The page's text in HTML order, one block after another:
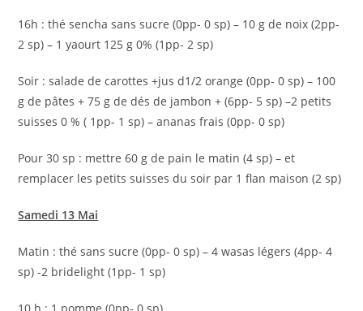
16h : thé sencha sans sucre (0pp- 0 sp) – 10 g de noix (2pp-
2 sp) – 1 yaourt 125 g 0% (1pp- 2 sp)
Soir : salade de carottes +jus d1/2 orange (0pp- 0 sp) – 100
g de pâtes + 75 g de dés de jambon + (6pp- 5 sp) –2 petits
suisses 0 % ( 1pp- 1 sp) – ananas frais (0pp- 0 sp)
Pour 30 sp : mettre 60 g de pain le matin (4 sp) – et
remplacer les petits suisses du soir par 1 flan maison (2 sp)
Samedi 13 Mai
Matin : thé sans sucre (0pp- 0 sp) – 4 wasas légers (4pp- 4
sp) -2 bridelight (1pp- 1 sp)